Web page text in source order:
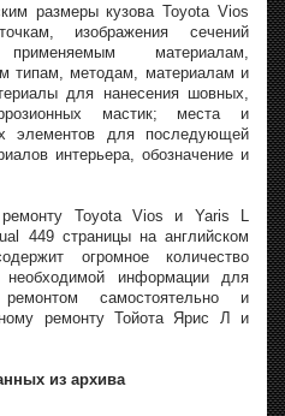
размеры кузова Toyota Vios
изображения сечений
материалам,
типам, методам, материалам и
для нанесения шовных,
мастик; места и
элементов для последующей
интерьера, обозначение и
Toyota Vios и Yaris L
449 страницы на английском
огромное количество
необходимой информации для
самостоятельно и
ремонту Тойота Ярис Л и
из архива